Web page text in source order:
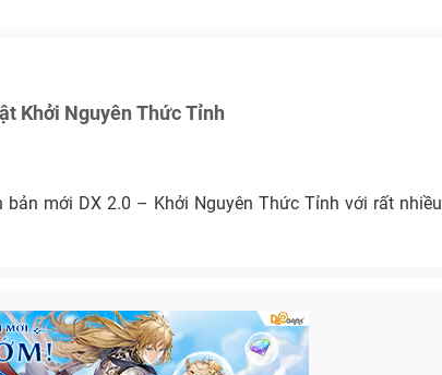
Khởi Nguyên Thức Tỉnh
bản mới DX 2.0 – Khởi Nguyên Thức Tỉnh với rất nhiều